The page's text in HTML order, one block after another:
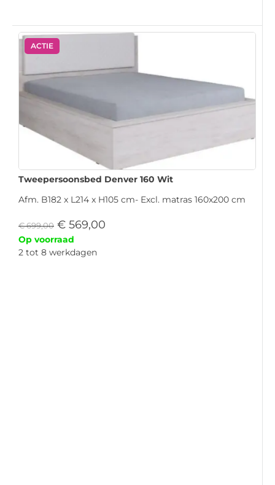
ACTIE
Tweepersoonsbed Denver 160 Wit
Afm. B182 x L214 x H105 cm- Excl. matras 160x200 cm
€699,00 € 569,00
Op voorraad
2 tot 8 werkdagen